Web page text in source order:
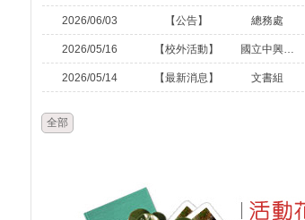
2026/06/03 【公告】 總務處
2026/05/16 【校外活動】 國立中興高中
2026/05/14 【最新消息】 文書組
全部